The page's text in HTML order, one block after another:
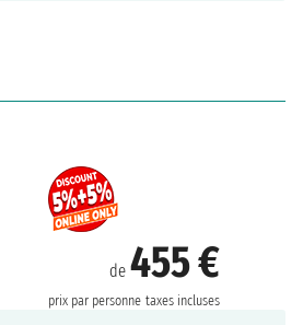
de455 €
prix par personne taxes incluses